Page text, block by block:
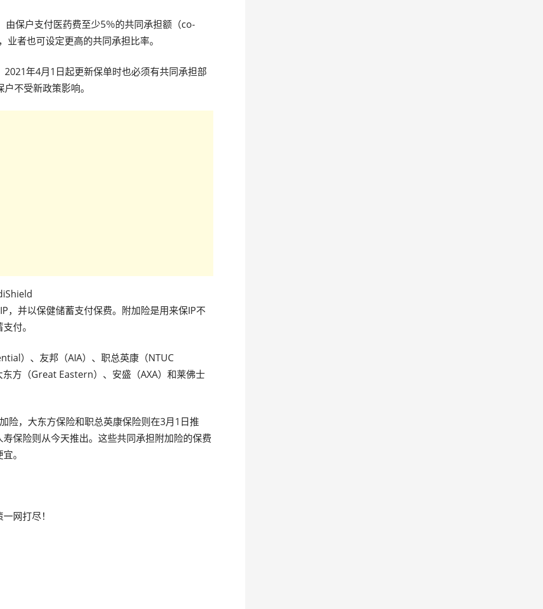
保户支付医药费至少5％的共同承担额（co-
者也可设定更高的共同承担比率。
年4月1日起更新保单时也必须有共同承担部
不受新政策影响。
，并以保健储蓄支付保费。附加险是用来保IP不
付。
）、友邦（AIA）、职总英康（NTUC
方（Great Eastern）、安盛（AXA）和莱佛士
险，大东方保险和职总英康保险则在3月1日推
保险则从今天推出。这些共同承担附加险的保费
。
网打尽！